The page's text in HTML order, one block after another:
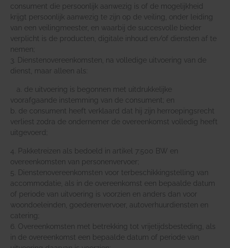
consument die persoonlijk aanwezig is of de mogelijkheid
krijgt persoonlijk aanwezig te zijn op de veiling, onder leiding
van een veilingmeester, en waarbij de succesvolle bieder
verplicht is de producten, digitale inhoud en/of diensten af te
nemen;
3. Dienstenovereenkomsten, na volledige uitvoering van de
dienst, maar alleen als:
a. de uitvoering is begonnen met uitdrukkelijke
voorafgaande instemming van de consument; en
b. de consument heeft verklaard dat hij zijn herroepingsrecht
verliest zodra de ondernemer de overeenkomst volledig heeft
uitgevoerd;
4. Pakketreizen als bedoeld in artikel 7:500 BW en
overeenkomsten van personenvervoer;
5. Dienstenovereenkomsten voor terbeschikkingstelling van
accommodatie, als in de overeenkomst een bepaalde datum
of periode van uitvoering is voorzien en anders dan voor
woondoeleinden, goederenvervoer, autoverhuurdiensten en
catering;
6. Overeenkomsten met betrekking tot vrijetijdsbesteding, als
in de overeenkomst een bepaalde datum of periode van